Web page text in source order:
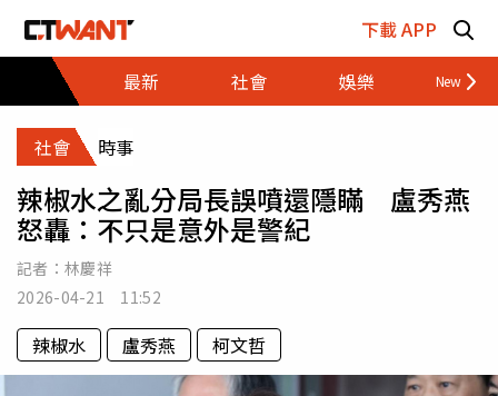
下載 APP
最新
社會 娛樂 財經
社會 時事
辣椒水之亂分局長誤噴還隱瞞 盧秀燕
怒轟：不只是意外是警紀
記者： 林慶祥
2026-04-21 11:52
辣椒水 盧秀燕 柯文哲